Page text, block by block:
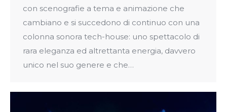
con scenografie a tema e animazione che
cambiano e si succedono di continuo con una
colonna sonora tech-house: uno spettacolo di
rara eleganza ed altrettanta energia, davvero
unico nel suo genere e che…